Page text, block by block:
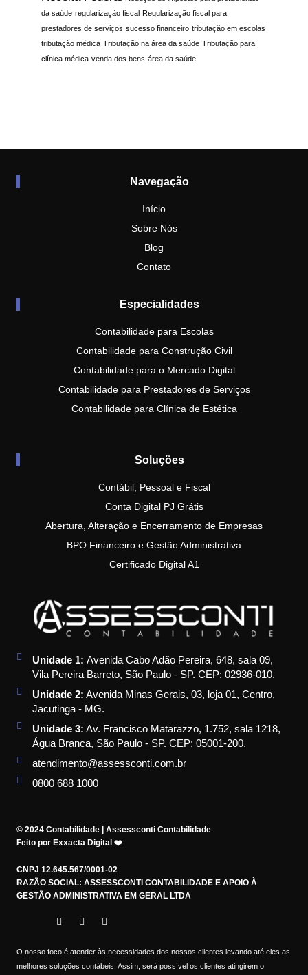
da saúde regularização fiscal Regularização fiscal para
prestadores de serviços sucesso financeiro tributação em escolas
tributação médica Tributação na área da saúde Tributação para
clínica médica venda dos bens área da saúde
Navegação
Início
Sobre Nós
Blog
Contato
Especialidades
Contabilidade para Escolas
Contabilidade para Construção Civil
Contabilidade para o Mercado Digital
Contabilidade para Prestadores de Serviços
Contabilidade para Clínica de Estética
Soluções
Contábil, Pessoal e Fiscal
Conta Digital PJ Grátis
Abertura, Alteração e Encerramento de Empresas
BPO Financeiro e Gestão Administrativa
Certificado Digital A1
Unidade 1: Avenida Cabo Adão Pereira, 648, sala 09,
Vila Pereira Barreto, São Paulo - SP. CEP: 02936-010.
Unidade 2: Avenida Minas Gerais, 03, loja 01, Centro,
Jacutinga - MG.
Unidade 3: Av. Francisco Matarazzo, 1.752, sala 1218,
Água Branca, São Paulo - SP. CEP: 05001-200.
atendimento@assessconti.com.br
0800 688 1000
© 2024 Contabilidade | Assessconti Contabilidade
Feito por Exxacta Digital ❤️
CNPJ 12.645.567/0001-02
RAZÃO SOCIAL: ASSESSCONTI CONTABILIDADE E APOIO À
GESTÃO ADMINISTRATIVA EM GERAL LTDA
O nosso foco é atender às necessidades dos nossos clientes levando até eles as
melhores soluções contábeis. Assim, será possível os clientes atingirem o